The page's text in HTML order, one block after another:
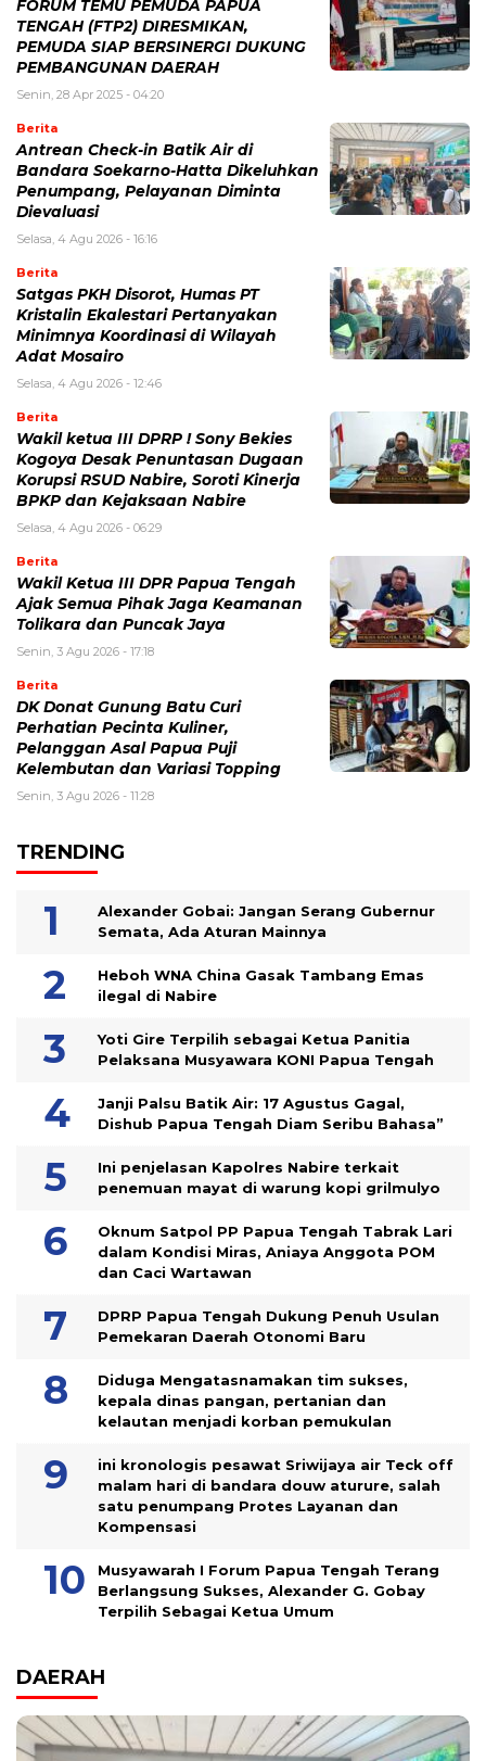
FORUM TEMU PEMUDA PAPUA
TENGAH (FTP2) DIRESMIKAN,
PEMUDA SIAP BERSINERGI DUKUNG
PEMBANGUNAN DAERAH
Senin, 28 Apr 2025 - 04:20
Berita
Antrean Check-in Batik Air di
Bandara Soekarno-Hatta Dikeluhkan
Penumpang, Pelayanan Diminta
Dievaluasi
Selasa, 4 Agu 2026 - 16:16
Berita
Satgas PKH Disorot, Humas PT
Kristalin Ekalestari Pertanyakan
Minimnya Koordinasi di Wilayah
Adat Mosairo
Selasa, 4 Agu 2026 - 12:46
Berita
Wakil ketua III DPRP ! Sony Bekies
Kogoya Desak Penuntasan Dugaan
Korupsi RSUD Nabire, Soroti Kinerja
BPKP dan Kejaksaan Nabire
Selasa, 4 Agu 2026 - 06:29
Berita
Wakil Ketua III DPR Papua Tengah
Ajak Semua Pihak Jaga Keamanan
Tolikara dan Puncak Jaya
Senin, 3 Agu 2026 - 17:18
Berita
DK Donat Gunung Batu Curi
Perhatian Pecinta Kuliner,
Pelanggan Asal Papua Puji
Kelembutan dan Variasi Topping
Senin, 3 Agu 2026 - 11:28
TRENDING
Alexander Gobai: Jangan Serang Gubernur
Semata, Ada Aturan Mainnya
Heboh WNA China Gasak Tambang Emas
ilegal di Nabire
Yoti Gire Terpilih sebagai Ketua Panitia
Pelaksana Musyawara KONI Papua Tengah
Janji Palsu Batik Air: 17 Agustus Gagal,
Dishub Papua Tengah Diam Seribu Bahasa”
Ini penjelasan Kapolres Nabire terkait
penemuan mayat di warung kopi grilmulyo
Oknum Satpol PP Papua Tengah Tabrak Lari
dalam Kondisi Miras, Aniaya Anggota POM
dan Caci Wartawan
DPRP Papua Tengah Dukung Penuh Usulan
Pemekaran Daerah Otonomi Baru
Diduga Mengatasnamakan tim sukses,
kepala dinas pangan, pertanian dan
kelautan menjadi korban pemukulan
ini kronologis pesawat Sriwijaya air Teck off
malam hari di bandara douw aturure, salah
satu penumpang Protes Layanan dan
Kompensasi
Musyawarah I Forum Papua Tengah Terang
Berlangsung Sukses, Alexander G. Gobay
Terpilih Sebagai Ketua Umum
DAERAH